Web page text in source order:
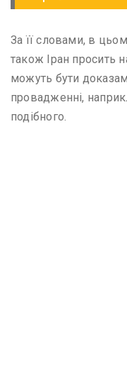
За її словами, в
також Іран просить
можуть бути
провадженні,
подібного.